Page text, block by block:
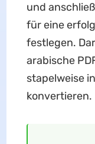
und
für eine
festlegen.
arabische
stapelweise
konvertieren.